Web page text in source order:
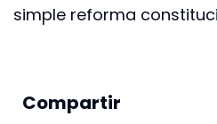
simple reforma
Compartir